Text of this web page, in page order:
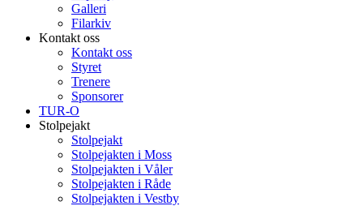
Galleri
Filarkiv
Kontakt oss
Kontakt oss
Styret
Trenere
Sponsorer
TUR-O
Stolpejakt
Stolpejakt
Stolpejakten i Moss
Stolpejakten i Våler
Stolpejakten i Råde
Stolpejakten i Vestby